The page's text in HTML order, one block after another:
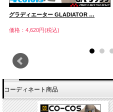
グラディエーター GLADIATOR …
価格：4,620円(税込)
コーディネート商品